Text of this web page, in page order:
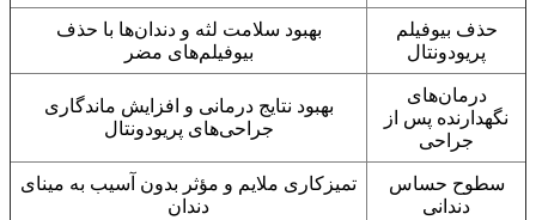
حذف بیوفیلم
پریودونتال
بهبود سلامت لثه و دندان‌ها با حذف
بیوفیلم‌های مضر
درمان‌های
نگهدارنده پس از
جراحی
بهبود نتایج درمانی و افزایش ماندگاری
جراحی‌های پریودونتال
سطوح حساس
دندانی
تمیزکاری ملایم و مؤثر بدون آسیب به مینای
دندان